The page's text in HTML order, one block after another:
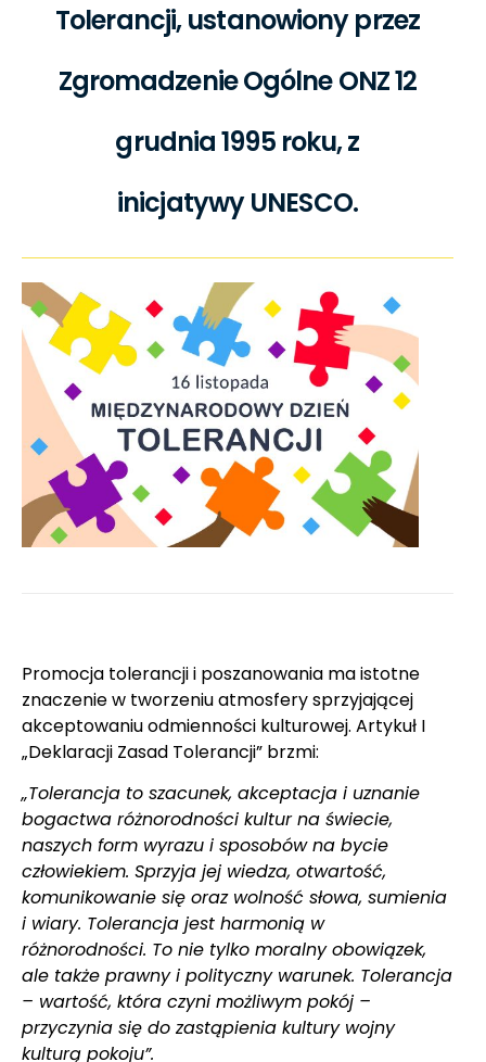
Tolerancji, ustanowiony przez
Zgromadzenie Ogólne ONZ 12
grudnia 1995 roku, z
inicjatywy UNESCO.
Promocja tolerancji i poszanowania ma istotne
znaczenie w tworzeniu atmosfery sprzyjającej
akceptowaniu odmienności kulturowej. Artykuł I
„Deklaracji Zasad Tolerancji” brzmi:
„Tolerancja to szacunek, akceptacja i uznanie
bogactwa różnorodności kultur na świecie,
naszych form wyrazu i sposobów na bycie
człowiekiem. Sprzyja jej wiedza, otwartość,
komunikowanie się oraz wolność słowa, sumienia
i wiary. Tolerancja jest harmonią w
różnorodności. To nie tylko moralny obowiązek,
ale także prawny i polityczny warunek. Tolerancja
– wartość, która czyni możliwym pokój –
przyczynia się do zastąpienia kultury wojny
kulturą pokoju”.